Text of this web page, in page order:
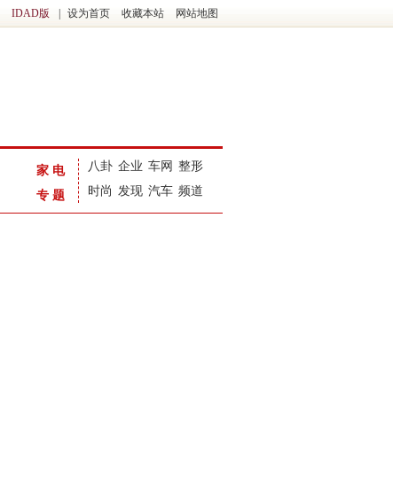
IDAD版 设为首页 收藏本站 网站地图
家电
专题
八卦 企业 车网 整形
时尚 发现 汽车 频道